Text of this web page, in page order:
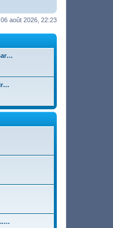
août 2026, 22:23